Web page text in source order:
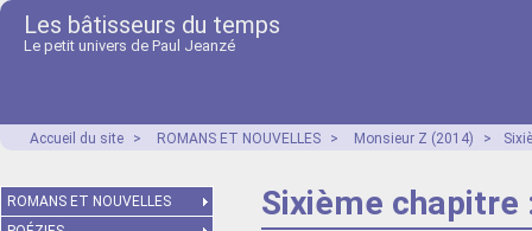
Les bâtisseurs du temps
Le petit univers de Paul Jeanzé
Accueil du site > ROMANS ET NOUVELLES > Monsieur Z (2014) >
Sixième chapitre
ROMANS ET NOUVELLES